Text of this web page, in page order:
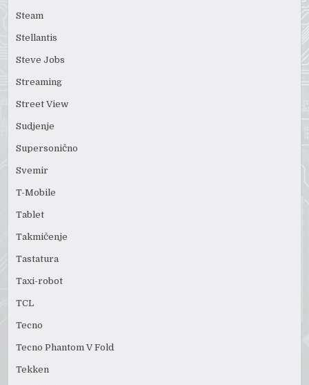
Steam
Stellantis
Steve Jobs
Streaming
Street View
Sudjenje
Supersonično
Svemir
T-Mobile
Tablet
Takmičenje
Tastatura
Taxi-robot
TCL
Tecno
Tecno Phantom V Fold
Tekken